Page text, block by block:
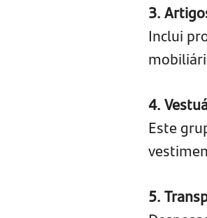
3.
Inclui
4.
Este
5.